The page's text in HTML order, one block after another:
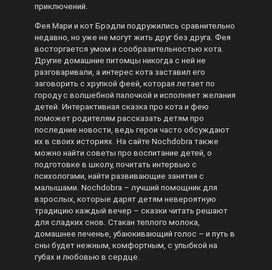
приключений.
Фея Мари и кот Брэдли подружились сравнительно
недавно, но уже не могут жить друг без друга. Фея
восторгается умом и сообразительностью кота.
Другие домашние питомцы никогда с ней не
разговаривали, а интерес кота заставил его
заговорить с хрупкой феей, которая летает по
городу с волшебной палочкой и исполняет желания
детей. Интерактивная сказка про кота и фею
поможет родителям рассказать детям про
последние новости, ведь герои часто обсуждают
их в своих историях. На сайте Nochdobra также
можно найти советы про воспитание детей, о
подготовке в школу, почитать интервью с
психологами, найти развивающие занятия с
малышами. Nochdobra – лучший помощник для
взрослых, которые дарят детям невероятную
традицию каждый вечер – сказки читать решают
для сладких снов. Стакан теплого молока,
домашнее печенье, убаюкивающий голос – и путь в
сны будет нежным, комфортным, с улыбкой на
губах и любовью в сердце.